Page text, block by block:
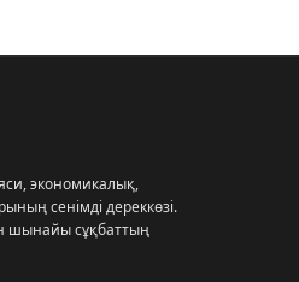
экономикалық,
сенімді дереккөзі.
шынайы сұқбаттың